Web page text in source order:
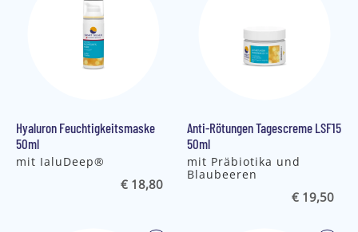
Hyaluron Feuchtigkeitsmaske
50ml
mit IaluDeep®
€ 18,80
Anti-Rötungen Tagescreme LSF15
50ml
mit Präbiotika und
Blaubeeren
€ 19,50